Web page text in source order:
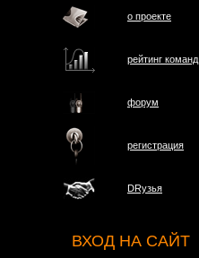
о проектe
рейтинг команд
форум
регистрация
DRузья
ВХОД НА САЙТ